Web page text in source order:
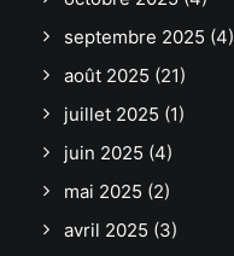
septembre 2025 (4)
août 2025 (21)
juillet 2025 (1)
juin 2025 (4)
mai 2025 (2)
avril 2025 (3)